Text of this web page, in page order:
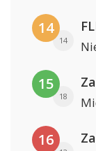
14
14
15
18
16